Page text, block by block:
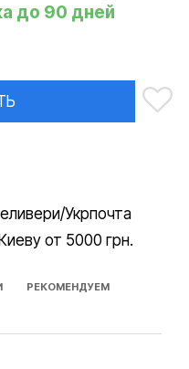
до 90 дней
Укрпочта
от 5000 грн.
РЕКОМЕНДУЕМ